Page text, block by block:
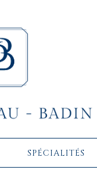
SPÉCIALITÉS